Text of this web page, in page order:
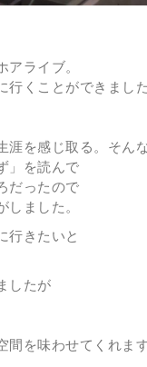
ライブ。
くことができました
を感じ取る。そん
」を読んで
だったので
ました。
行きたいと
したが
を味わせてくれます